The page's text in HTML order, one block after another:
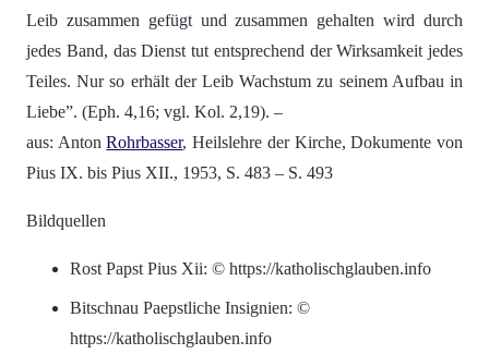
Leib zusammen gefügt und zusammen gehalten wird durch
jedes Band, das Dienst tut entsprechend der Wirksamkeit jedes
Teiles. Nur so erhält der Leib Wachstum zu seinem Aufbau in
Liebe”. (Eph. 4,16; vgl. Kol. 2,19). –
aus: AntonRohrbasser, Heilslehre der Kirche, Dokumente von
Pius IX. bis Pius XII., 1953, S. 483 – S. 493
Bildquellen
Rost Papst Pius Xii: © https://katholischglauben.info
Bitschnau Paepstliche Insignien: ©
https://katholischglauben.info